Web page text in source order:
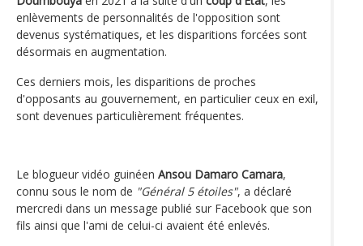
enlèvements de personnalités de l'opposition sont
devenus systématiques, et les disparitions forcées sont
désormais en augmentation.
Ces derniers mois, les disparitions de proches
d'opposants au gouvernement, en particulier ceux en exil,
sont devenues particulièrement fréquentes.
Le blogueur vidéo guinéen Ansou Damaro Camara,
connu sous le nom de "Général 5 étoiles", a déclaré
mercredi dans un message publié sur Facebook que son
fils ainsi que l'ami de celui-ci avaient été enlevés.